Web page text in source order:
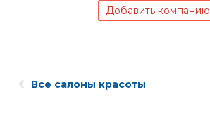
Добавить компанию
Все салоны красоты